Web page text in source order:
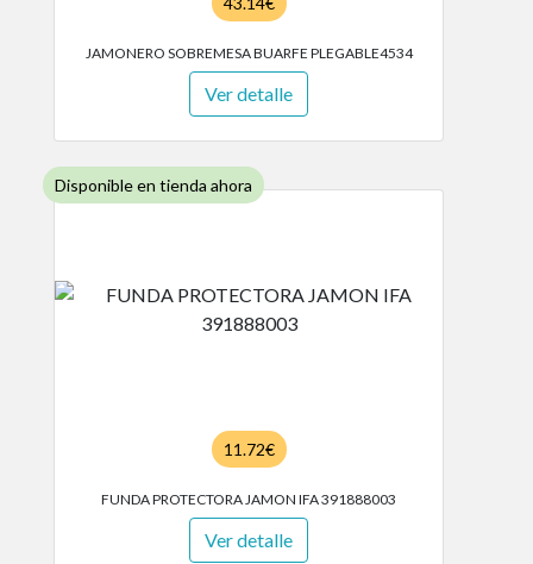
JAMONERO SOBREMESA BUARFE PLEGABLE4534
Ver detalle
Disponible en tienda ahora
11.72€
FUNDA PROTECTORA JAMON IFA 391888003
Ver detalle